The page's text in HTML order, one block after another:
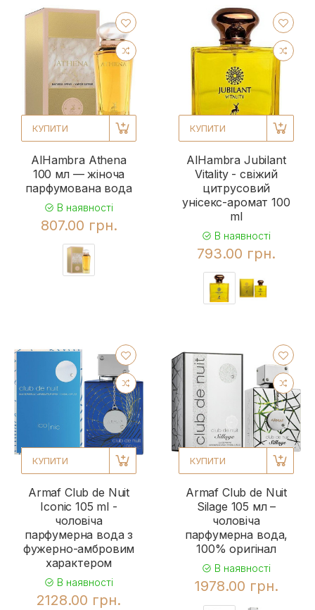
КУПИТИ
AlHambra Athena
100 мл — жіноча
парфумована вода
В наявності
807.00 грн.
КУПИТИ
AlHambra Jubilant
Vitality - свіжий
цитрусовий
унісекс-аромат 100
ml
В наявності
793.00 грн.
КУПИТИ
Armaf Club de Nuit
Iconic 105 ml -
чоловіча
парфумерна вода з
фужерно-амбровим
характером
В наявності
2128.00 грн.
КУПИТИ
Armaf Club de Nuit
Silage 105 мл –
чоловіча
парфумерна вода,
100% оригінал
В наявності
1978.00 грн.